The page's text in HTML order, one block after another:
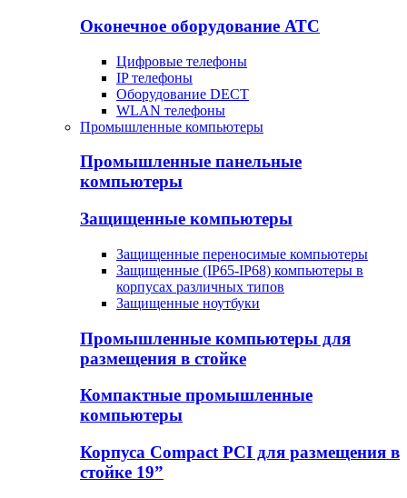
Оконечное оборудование АТС
Цифровые телефоны
IP телефоны
Оборудование DECT
WLAN телефоны
Промышленные компьютеры
Промышленные панельные
компьютеры
Защищенные компьютеры
Защищенные переносимые компьютеры
Защищенные (IP65-IP68) компьютеры в
корпусах различных типов
Защищенные ноутбуки
Промышленные компьютеры для
размещения в стойке
Компактные промышленные
компьютеры
Корпуса Compact PCI для размещения в
стойке 19”